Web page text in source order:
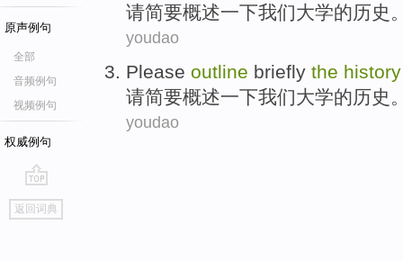
原声例句
全部
音频例句
视频例句
权威例句
go
top
返回词典
请简要概述一下我们大学的历史
youdao
Please outline briefly the history
请简要概述一下我们大学的历史
youdao